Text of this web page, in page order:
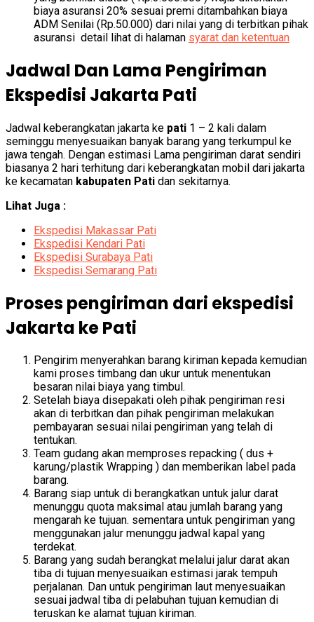
biaya asuransi 20% sesuai premi ditambahkan biaya
ADM Senilai (Rp.50.000) dari nilai yang di terbitkan pihak
asuransi detail lihat di halaman syarat dan ketentuan
Jadwal Dan Lama Pengiriman
Ekspedisi Jakarta Pati
Jadwal keberangkatan jakarta ke pati 1 – 2 kali dalam
seminggu menyesuaikan banyak barang yang terkumpul ke
jawa tengah. Dengan estimasi Lama pengiriman darat sendiri
biasanya 2 hari terhitung dari keberangkatan mobil dari jakarta
ke kecamatan kabupaten Pati dan sekitarnya.
Lihat Juga :
Ekspedisi Makassar Pati
Ekspedisi Kendari Pati
Ekspedisi Surabaya Pati
Ekspedisi Semarang Pati
Proses pengiriman dari ekspedisi
Jakarta ke Pati
Pengirim menyerahkan barang kiriman kepada kemudian
kami proses timbang dan ukur untuk menentukan
besaran nilai biaya yang timbul.
Setelah biaya disepakati oleh pihak pengiriman resi
akan di terbitkan dan pihak pengiriman melakukan
pembayaran sesuai nilai pengiriman yang telah di
tentukan.
Team gudang akan memproses repacking ( dus +
karung/plastik Wrapping ) dan memberikan label pada
barang.
Barang siap untuk di berangkatkan untuk jalur darat
menunggu quota maksimal atau jumlah barang yang
mengarah ke tujuan. sementara untuk pengiriman yang
menggunakan jalur menunggu jadwal kapal yang
terdekat.
Barang yang sudah berangkat melalui jalur darat akan
tiba di tujuan menyesuaikan estimasi jarak tempuh
perjalanan. Dan untuk pengiriman laut menyesuaikan
sesuai jadwal tiba di pelabuhan tujuan kemudian di
teruskan ke alamat tujuan kiriman.